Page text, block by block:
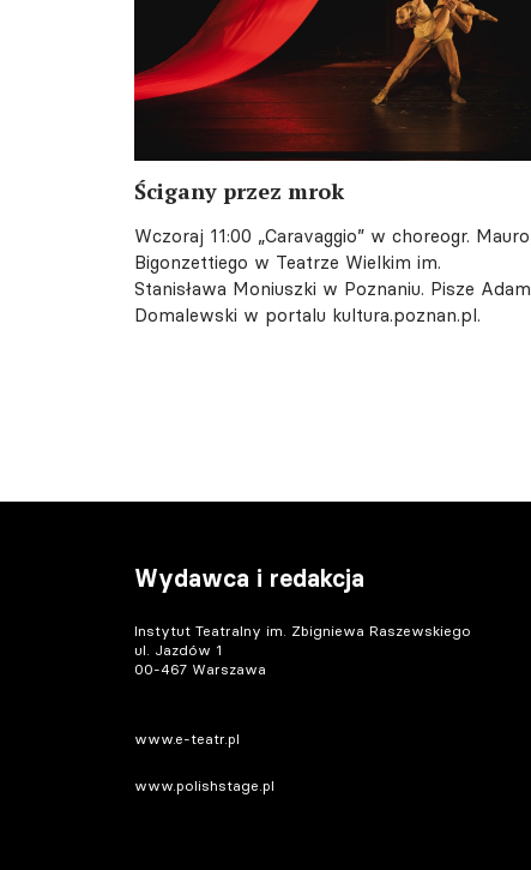
Ścigany przez mrok
Wczoraj 11:00 „Caravaggio” w choreogr. Mauro
Bigonzettiego w Teatrze Wielkim im.
Stanisława Moniuszki w Poznaniu. Pisze Adam
Domalewski w portalu kultura.poznan.pl.
Wydawca i redakcja
Instytut Teatralny im. Zbigniewa Raszewskiego
ul. Jazdów 1
00-467 Warszawa
www.e-teatr.pl
www.polishstage.pl